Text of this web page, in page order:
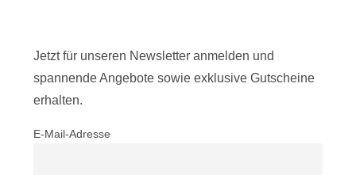
Jetzt für unseren Newsletter anmelden und
spannende Angebote sowie exklusive Gutscheine
erhalten.
E-Mail-Adresse